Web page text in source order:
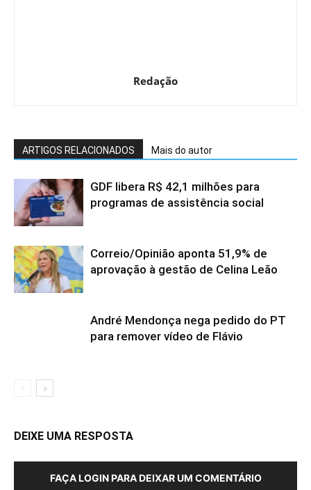
Redação
ARTIGOS RELACIONADOS Mais do autor
GDF libera R$ 42,1 milhões para
programas de assistência social
Correio/Opinião aponta 51,9% de
aprovação à gestão de Celina Leão
André Mendonça nega pedido do PT
para remover vídeo de Flávio
DEIXE UMA RESPOSTA
FAÇA LOGIN PARA DEIXAR UM COMENTÁRIO